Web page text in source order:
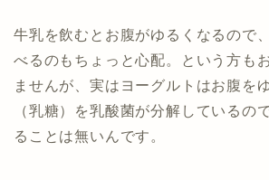
牛乳を飲むとお腹がゆるくなるので
べるのもちょっと心配。という方も
ませんが、実はヨーグルトはお腹を
（乳糖）を乳酸菌が分解しているの
ることは無いんです。